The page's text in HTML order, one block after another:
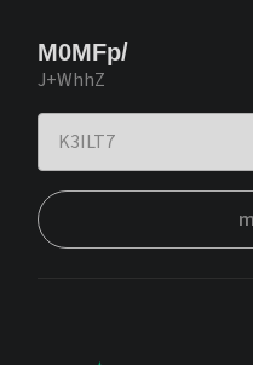
M0MFp/
J+WhhZ